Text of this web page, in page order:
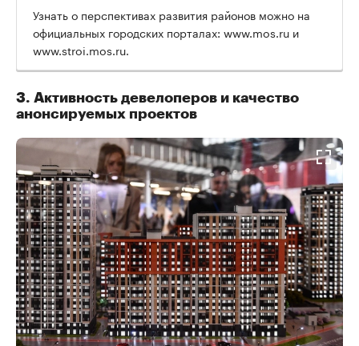
Узнать о перспективах развития районов можно на
официальных городских порталах: www.mos.ru и
www.stroi.mos.ru.
3. Активность девелоперов и качество
анонсируемых проектов